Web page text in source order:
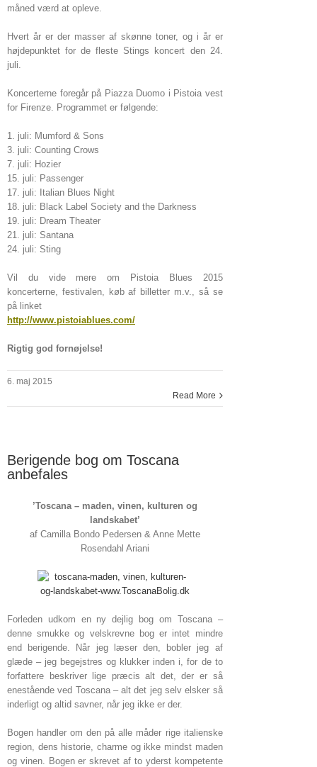
måned værd at opleve.
Hvert år er der masser af skønne toner, og i år er
højdepunktet for de fleste Stings koncert den 24.
juli.
Koncerterne foregår på Piazza Duomo i Pistoia vest
for Firenze. Programmet er følgende:
1. juli: Mumford & Sons
3. juli: Counting Crows
7. juli: Hozier
15. juli: Passenger
17. juli: Italian Blues Night
18. juli: Black Label Society and the Darkness
19. juli: Dream Theater
21. juli: Santana
24. juli: Sting
Vil du vide mere om Pistoia Blues 2015
koncerterne, festivalen, køb af billetter m.v., så se
på linket
http://www.pistoiablues.com/
Rigtig god fornøjelse!
6. maj 2015
Read More
Berigende bog om Toscana
anbefales
’Toscana – maden, vinen, kulturen og
landskabet’
af Camilla Bondo Pedersen & Anne Mette
Rosendahl Ariani
Forleden udkom en ny dejlig bog om Toscana –
denne smukke og velskrevne bog er intet mindre
end berigende. Når jeg læser den, bobler jeg af
glæde – jeg begejstres og klukker inden i, for de to
forfattere beskriver lige præcis alt det, der er så
enestående ved Toscana – alt det jeg selv elsker så
inderligt og altid savner, når jeg ikke er der.
Bogen handler om den på alle måder rige italienske
region, dens historie, charme og ikke mindst maden
og vinen. Bogen er skrevet af to yderst kompetente